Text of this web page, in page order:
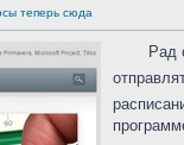
теперь сюда
Рад